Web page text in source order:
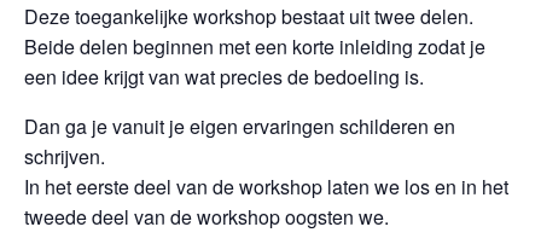
Deze toegankelijke workshop bestaat uit twee delen.
Beide delen beginnen met een korte inleiding zodat je
een idee krijgt van wat precies de bedoeling is.
Dan ga je vanuit je eigen ervaringen schilderen en
schrijven.
In het eerste deel van de workshop laten we los en in het
tweede deel van de workshop oogsten we.